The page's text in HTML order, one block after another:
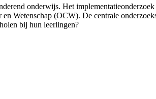
onderwijs. Het
Wetenschap (OCW). De centrale
bij hun leerlingen?